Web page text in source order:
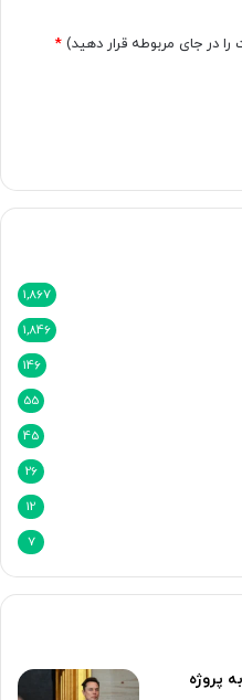
در جای مربوطه قرار دهید) *
1,867
1,846
146
55
45
26
12
7
پروژه